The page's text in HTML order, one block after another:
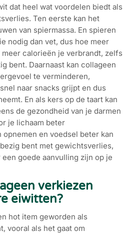
dat heel wat voordelen biedt als
Ten eerste kan het
van spiermassa. En spieren
nodig dan vet, dus hoe meer
calorieën je verbrandt, zelfs
bent. Daarnaast kan collageen
te verminderen,
naar snacks grijpt en dus
En als kers op de taart kan
de gezondheid van je darmen
je lichaam beter
en voedsel beter kan
bent met gewichtsverlies,
goede aanvulling zijn op je
verkiezen
eiwitten?
hot item geworden als
vooral als het gaat om